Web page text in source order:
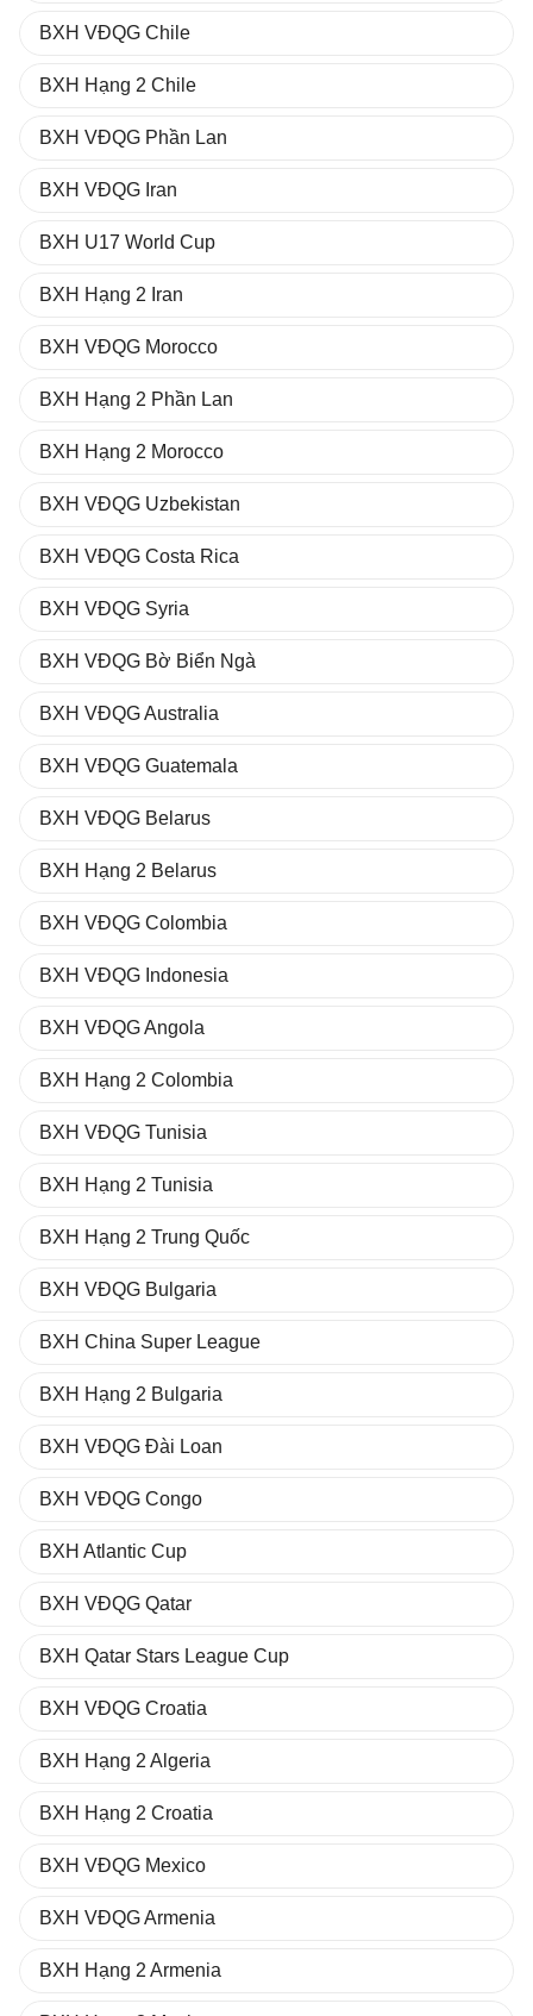
BXH VĐQG Chile
BXH Hạng 2 Chile
BXH VĐQG Phần Lan
BXH VĐQG Iran
BXH U17 World Cup
BXH Hạng 2 Iran
BXH VĐQG Morocco
BXH Hạng 2 Phần Lan
BXH Hạng 2 Morocco
BXH VĐQG Uzbekistan
BXH VĐQG Costa Rica
BXH VĐQG Syria
BXH VĐQG Bờ Biển Ngà
BXH VĐQG Australia
BXH VĐQG Guatemala
BXH VĐQG Belarus
BXH Hạng 2 Belarus
BXH VĐQG Colombia
BXH VĐQG Indonesia
BXH VĐQG Angola
BXH Hạng 2 Colombia
BXH VĐQG Tunisia
BXH Hạng 2 Tunisia
BXH Hạng 2 Trung Quốc
BXH VĐQG Bulgaria
BXH China Super League
BXH Hạng 2 Bulgaria
BXH VĐQG Đài Loan
BXH VĐQG Congo
BXH Atlantic Cup
BXH VĐQG Qatar
BXH Qatar Stars League Cup
BXH VĐQG Croatia
BXH Hạng 2 Algeria
BXH Hạng 2 Croatia
BXH VĐQG Mexico
BXH VĐQG Armenia
BXH Hạng 2 Armenia